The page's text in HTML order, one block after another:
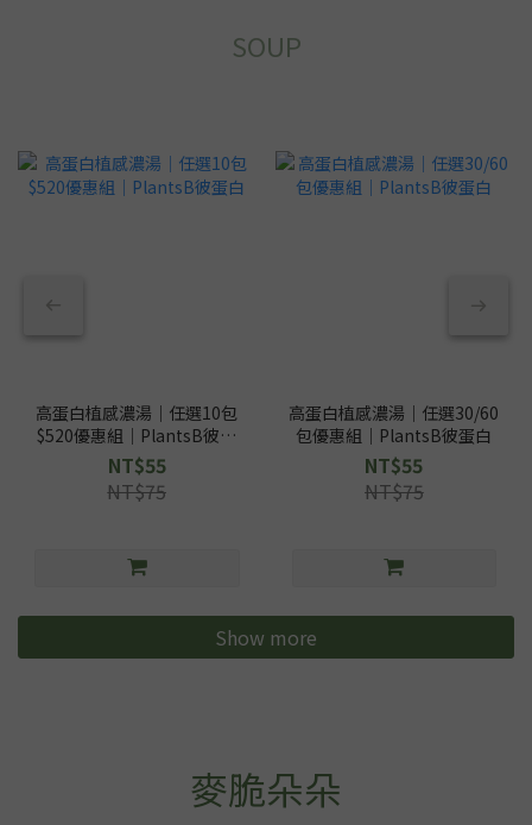
SOUP
高蛋白植感濃湯｜任選10包
$520優惠組｜PlantsB彼蛋
白
NT$55
NT$75
高蛋白植感濃湯｜任選30/60
包優惠組｜PlantsB彼蛋白
NT$55
NT$75
Show more
麥脆朵朵